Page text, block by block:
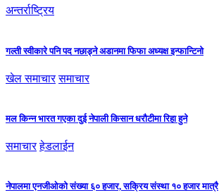
अन्तर्राष्ट्रिय
गल्ती स्वीकारे पनि पद नछाड्ने अडानमा फिफा अध्यक्ष इन्फान्टिनो
खेल समाचार समाचार
मल किन्न भारत गएका दुई नेपाली किसान धरौटीमा रिहा हुने
समाचार हेडलाईन
नेपालमा एनजीओको संख्या ६० हजार, सक्रिय संस्था १० हजार मात्रै